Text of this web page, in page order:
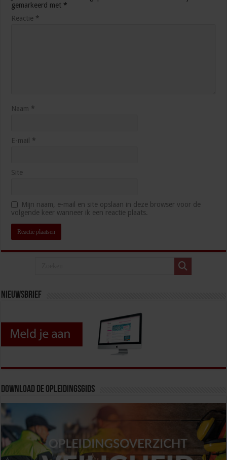
gemarkeerd met *
Reactie *
Naam *
E-mail *
Site
Mijn naam, e-mail en site opslaan in deze browser voor de
volgende keer wanneer ik een reactie plaats.
Nieuwsbrief
Download de opleidingsgids